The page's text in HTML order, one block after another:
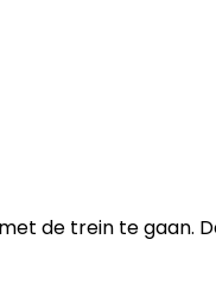
de trein te gaan.